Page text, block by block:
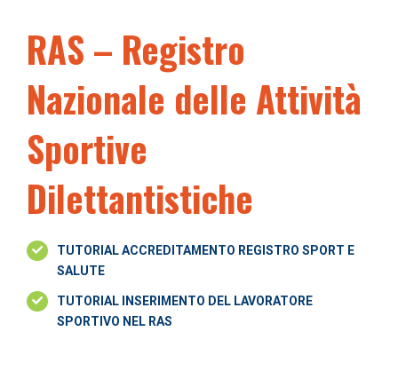
RAS – Registro
Nazionale delle Attività
Sportive
Dilettantistiche
TUTORIAL ACCREDITAMENTO REGISTRO SPORT E
SALUTE
TUTORIAL INSERIMENTO DEL LAVORATORE
SPORTIVO NEL RAS